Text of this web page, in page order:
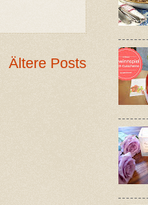
Ältere Posts